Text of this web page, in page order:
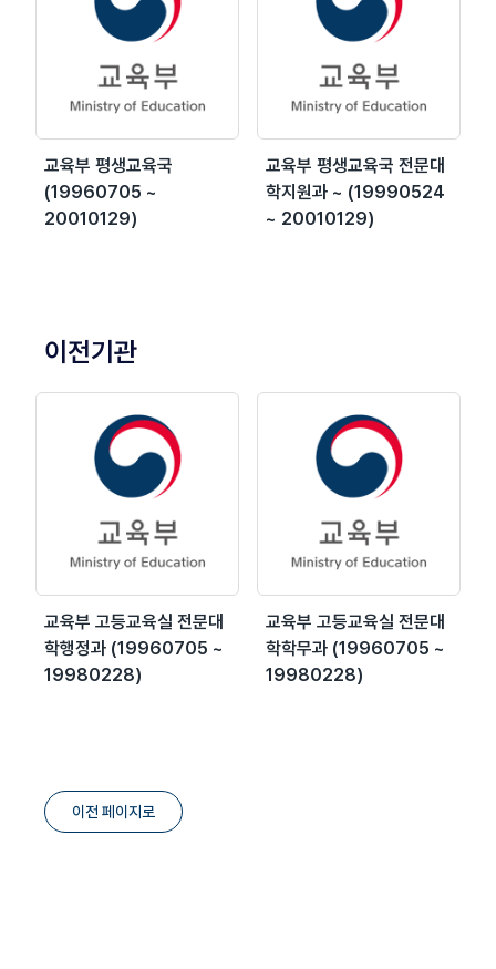
교육부 평생교육국
(19960705 ~
20010129)
교육부 평생교육국 전문대
학지원과 ~ (19990524
~ 20010129)
이전기관
교육부 고등교육실 전문대
학행정과 (19960705 ~
19980228)
교육부 고등교육실 전문대
학학무과 (19960705 ~
19980228)
이전 페이지로